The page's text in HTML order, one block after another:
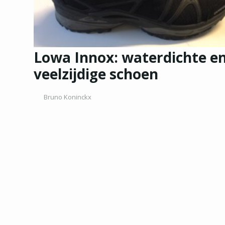
Lowa Innox: waterdichte
veelzijdige schoen
Bruno Koninckx